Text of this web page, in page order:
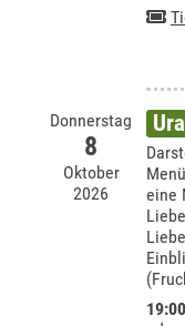
Donnerstag
8
Oktober
2026
eine